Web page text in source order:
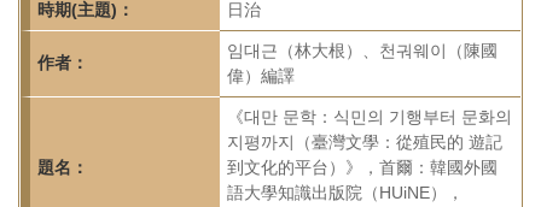
史
研
所-
時期(主題)： 日治
作者：
임대근（林大根）、천궈웨이（陳國
偉）編譯
題名：
《대만 문학：식민의 기행부터 문화의
지평까지（臺灣文學：從殖民的 遊記
到文化的平台）》，首爾：韓國外國
語大學知識出版院（HUiNE），